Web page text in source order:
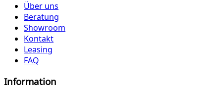
Über uns
Beratung
Showroom
Kontakt
Leasing
FAQ
Information